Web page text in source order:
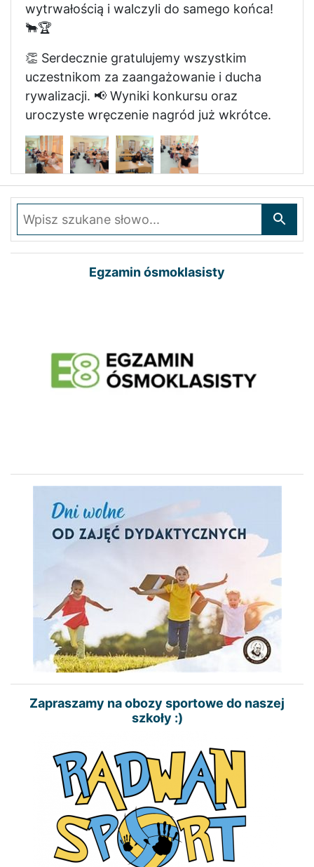
wytrwałością i walczyli do samego końca!
🐂🏆
👏 Serdecznie gratulujemy wszystkim
uczestnikom za zaangażowanie i ducha
rywalizacji. 📢 Wyniki konkursu oraz
uroczyste wręczenie nagród już wkrótce.
Wpisz szukane słowo
Egzamin ósmoklasisty
Zapraszamy na obozy sportowe do naszej
szkoły :)